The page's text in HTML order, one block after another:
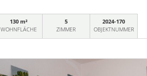
130 m²
WOHNFLÄCHE
5
ZIMMER
2024-170
OBJEKTNUMMER